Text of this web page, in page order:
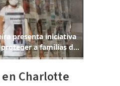
Charlotte